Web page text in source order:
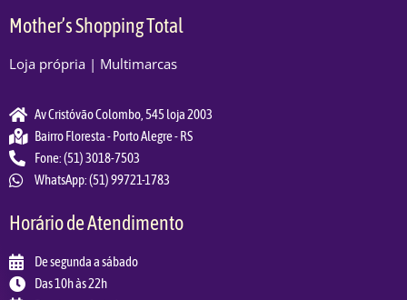
Mother’s Shopping Total
Loja própria | Multimarcas
Av Cristóvão Colombo, 545 loja 2003
Bairro Floresta - Porto Alegre - RS
Fone: (51) 3018-7503
WhatsApp: (51) 99721-1783
Horário de Atendimento
De segunda a sábado
Das 10h às 22h